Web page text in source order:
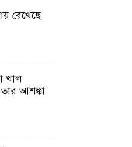
রেখেছে
খাল
আশঙ্কা